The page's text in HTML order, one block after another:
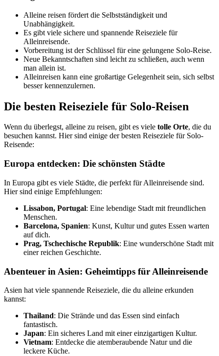
Alleine reisen fördert die Selbstständigkeit und
Unabhängigkeit.
Es gibt viele sichere und spannende Reiseziele für
Alleinreisende.
Vorbereitung ist der Schlüssel für eine gelungene Solo-Reise.
Neue Bekanntschaften sind leicht zu schließen, auch wenn
man allein ist.
Alleinreisen kann eine großartige Gelegenheit sein, sich selbst
besser kennenzulernen.
Die besten Reiseziele für Solo-Reisen
Wenn du überlegst, alleine zu reisen, gibt es viele tolle Orte, die du
besuchen kannst. Hier sind einige der besten Reiseziele für Solo-
Reisende:
Europa entdecken: Die schönsten Städte
In Europa gibt es viele Städte, die perfekt für Alleinreisende sind.
Hier sind einige Empfehlungen:
Lissabon, Portugal: Eine lebendige Stadt mit freundlichen
Menschen.
Barcelona, Spanien: Kunst, Kultur und gutes Essen warten
auf dich.
Prag, Tschechische Republik: Eine wunderschöne Stadt mit
einer reichen Geschichte.
Abenteuer in Asien: Geheimtipps für Alleinreisende
Asien hat viele spannende Reiseziele, die du alleine erkunden
kannst:
Thailand: Die Strände und das Essen sind einfach
fantastisch.
Japan: Ein sicheres Land mit einer einzigartigen Kultur.
Vietnam: Entdecke die atemberaubende Natur und die
leckere Küche.